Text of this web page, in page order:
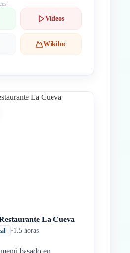
Videos
Wikiloc
La Cueva
•1.5 horas
basado en